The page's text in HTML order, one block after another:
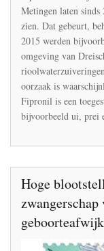
Metingen laten
zien. Dat gebeurt,
2015 werden
omgeving van
oorzaak is
Fipronil is een
bijvoorbeeld ui, prei
Hoge